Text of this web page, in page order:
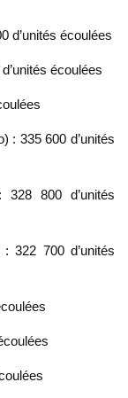
d’unités écoulées
écoulées
: 335 600 d’unités
800 d’unités
: 322 700 d’unités